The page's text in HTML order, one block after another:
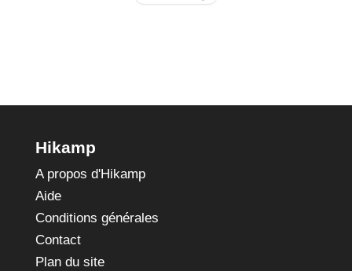
Hikamp
A propos d'Hikamp
Aide
Conditions générales
Contact
Plan du site